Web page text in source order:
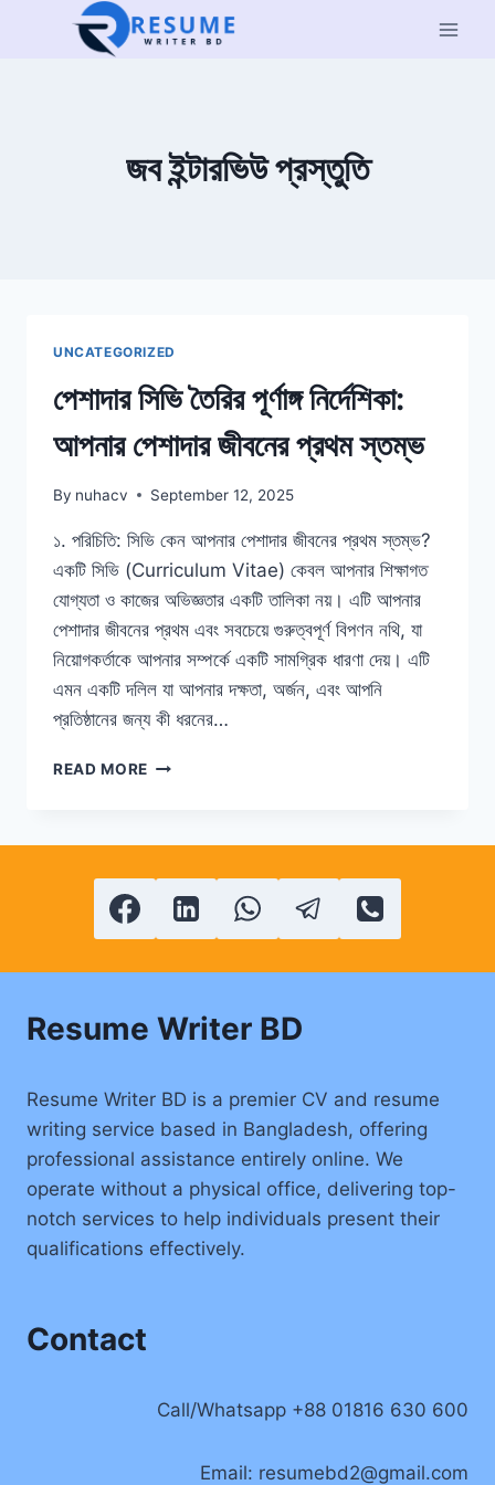
জব ইন্টারভিউ প্রস্তুতি
UNCATEGORIZED
পেশাদার সিভি তৈরির পূর্ণাঙ্গ নির্দেশিকা:
আপনার পেশাদার জীবনের প্রথম স্তম্ভ
By nuhacv September 12, 2025
১. পরিচিতি: সিভি কেন আপনার পেশাদার জীবনের প্রথম স্তম্ভ?
একটি সিভি (Curriculum Vitae) কেবল আপনার শিক্ষাগত
যোগ্যতা ও কাজের অভিজ্ঞতার একটি তালিকা নয়। এটি আপনার
পেশাদার জীবনের প্রথম এবং সবচেয়ে গুরুত্বপূর্ণ বিপণন নথি, যা
নিয়োগকর্তাকে আপনার সম্পর্কে একটি সামগ্রিক ধারণা দেয়। এটি
এমন একটি দলিল যা আপনার দক্ষতা, অর্জন, এবং আপনি
প্রতিষ্ঠানের জন্য কী ধরনের…
READ MORE পেশাদার
আপনার
পেশাদার
জীবনের
স্তম্ভ
Resume Writer BD
Resume Writer BD is a premier CV and resume
writing service based in Bangladesh, offering
professional assistance entirely online. We
operate without a physical office, delivering top-
notch services to help individuals present their
qualifications effectively.
Contact
Call/Whatsapp +88 01816 630 600
Email: resumebd2@gmail.com